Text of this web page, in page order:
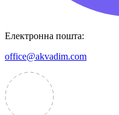
Електронна пошта:
office@akvadim.com